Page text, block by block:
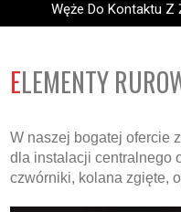
Węże Do Kontaktu Z
ELEMENTY
W naszej bogatej ofercie
dla instalacji centralnego
czwórniki, kolana zgięte,